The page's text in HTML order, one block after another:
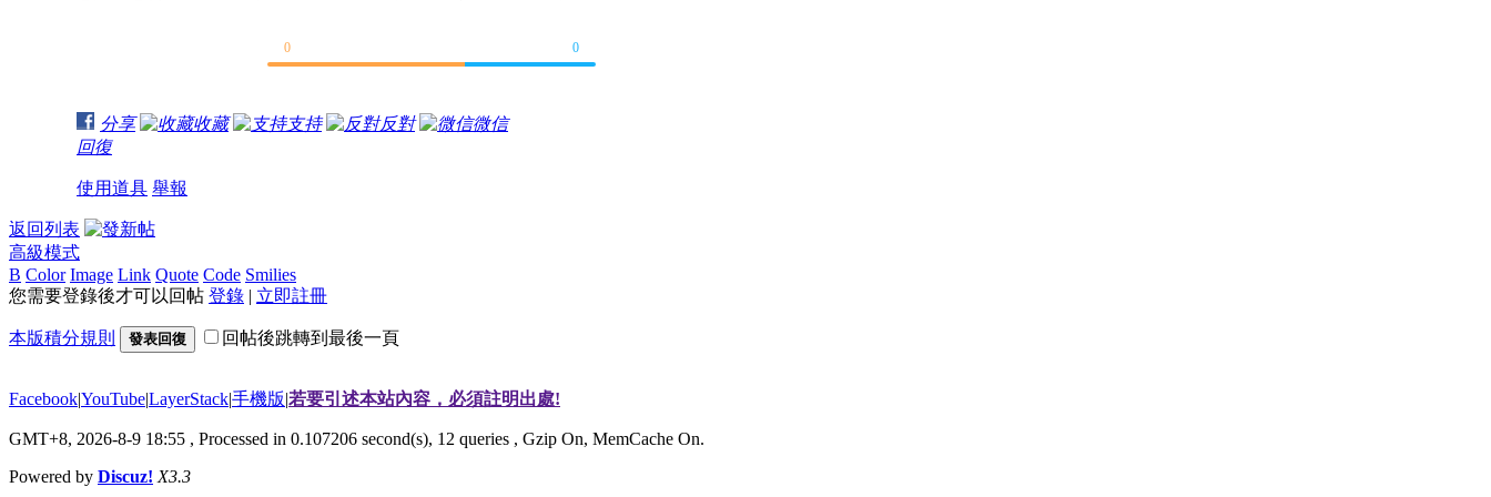
0
0
分享 收藏 支持 反對
微信
回復
使用道具 舉報
返回列表
高級模式
B Color Image Link Quote Code Smilies
您需要登錄後才可以回帖 登錄 | 立即註冊
本版積分規則 發表回復 回帖後跳轉到最後一頁
Facebook|YouTube|LayerStack|手機版|若要引述本站內容，必須註明出處!
GMT+8, 2026-8-9 18:55 , Processed in 0.107206 second(s), 12 queries , Gzip On, MemCache On.
Powered by Discuz! X3.3